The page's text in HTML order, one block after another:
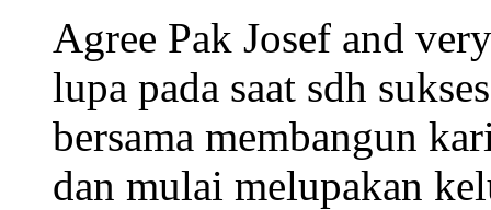
Agree Pak Josef and
lupa pada saat sdh
bersama membangun
dan mulai melupakan